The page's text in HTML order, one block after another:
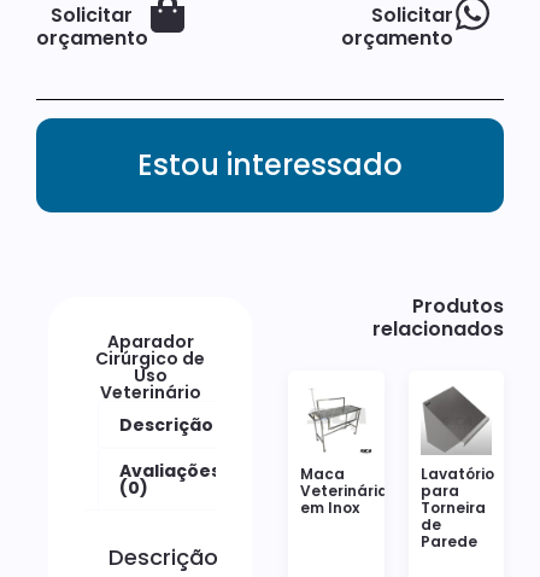
Solicitar
orçamento
Solicitar
orçamento
Estou interessado
Aparador
Cirúrgico de
Uso
Veterinário
Descrição
Avaliações
(0)
Descrição
Produtos
relacionados
Maca
Veterinária
em Inox
Lavatório
para
Torneira
de
Parede